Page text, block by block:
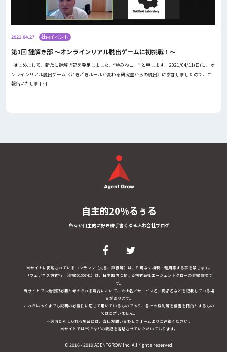
2021.04.27 社内イベント
第1回 謎解き部 ～オンラインリアル脱出ゲームに初挑戦！～
はじめまして、新たに謎解き部を発足しました、“ゆみねこ。” と申します。 2021/04/11(日)に、オ
ンラインリアル脱出ゲーム〈ときどきルールが変わる研究室からの脱出〉に参加しましたので、ご
報告いたしま […]
自主的20%るぅる
各々が自主的に好き勝手書くゆるふわ会社ブログ
当サイトに掲載されているコンテンツ（文書、画像等）は、許可なく複製・転用等する事を禁じます。
「フェアネス方式®」（登録6150741）は、日本国内における株式会社エージェントグローの登録商標で
す。
当サイトでは最低限必要と考えられる場合において、会社名／サービス名／商品名などを記載している場
合があります。
これらはあくまでも説明の必要性に応じて用いているものであり、各社の権利等を侵害を目的とするもの
ではございません。
不適切と考えられる場合には、当社お問い合わせフォームよりご連絡ください。
当サイトでは®や™などの表記を省略させていただいております。
© 2016 - 2019 AGENTGROW Inc. All rights reserved.